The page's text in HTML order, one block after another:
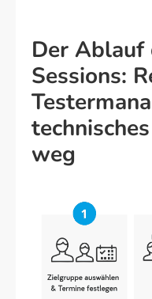
Der Ablauf
Sessions:
weg